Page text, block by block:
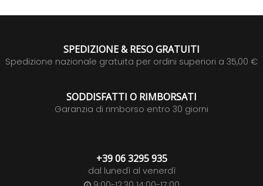
SPEDIZIONE & RESO GRATUITI
Spedizione nazionale gratuita per ordini superiori a 35,00 €
SODDISFATTI O RIMBORSATI
Garanzia di rimborso entro 30 giorni
+39 06 3295 935
dal lunedì al venerdì